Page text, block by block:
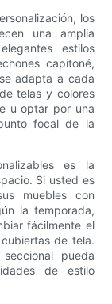
los
una amplia
estilos
capitoné,
adapta a cada
telas y colores
u optar por una
focal de la
es la
Si usted es
muebles con
la temporada,
fácilmente el
de tela.
pueda
de estilo